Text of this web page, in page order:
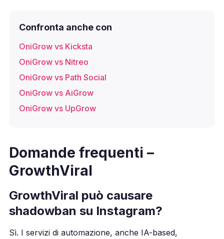
Confronta anche con
OniGrow vs Kicksta
OniGrow vs Nitreo
OniGrow vs Path Social
OniGrow vs AiGrow
OniGrow vs UpGrow
Domande frequenti –
GrowthViral
GrowthViral può causare
shadowban su Instagram?
Sì. I servizi di automazione, anche IA-based,